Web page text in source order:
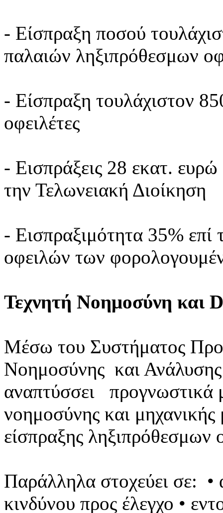
- Είσπραξη ποσού
παλαιών ληξιπρόθεσμων
- Είσπραξη τουλάχιστον
οφειλέτες
- Εισπράξεις 28 εκατ.
την Τελωνειακή Διοίκηση
- Εισπραξιμότητα 35%
οφειλών των
Τεχνητή Νοημοσύνη και
Μέσω του Συστήματος
Νοημοσύνης και
αναπτύσσει προγνωστικά
νοημοσύνης και
είσπραξης ληξιπρόθεσμων
Παράλληλα στοχεύει σε: •
κινδύνου προς έλεγχο •